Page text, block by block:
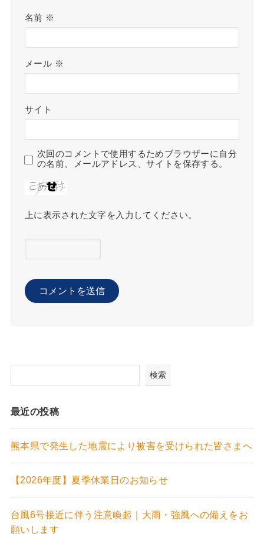
名前 ※
メール ※
サイト
次回のコメントで使用するためブラウザーに自分
の名前、メールアドレス、サイトを保存する。
上に表示された文字を入力してください。
検索
最近の投稿
熊本県で発生した地震により被害を受けられた皆さまへ
【2026年度】夏季休業日のお知らせ
台風6号接近に伴う注意喚起｜大雨・強風への備えをお
願いします